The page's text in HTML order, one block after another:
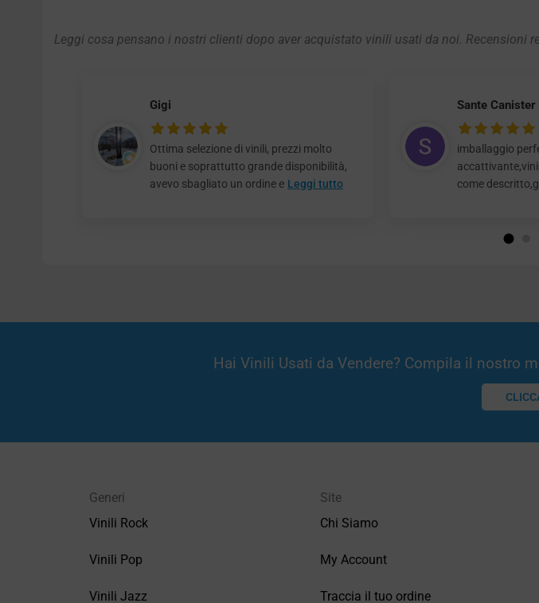
Leggi cosa pensano i nostri clienti dopo aver acquistato vinili usati da noi. Recensioni
Gigi
Ottima selezione di vinili, prezzi molto
buoni e soprattutto grande disponibilità,
avevo sbagliato un ordine e Leggi tutto
Sante Canister
imballaggio
come
Hai Vinili Usati da Vendere? Compila il nostro
Generi
Vinili Rock
Vinili Pop
Vinili Jazz
Site
Chi Siamo
My Account
Traccia il tuo ordine